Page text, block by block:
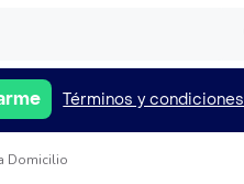
Términos y condiciones
Domicilio